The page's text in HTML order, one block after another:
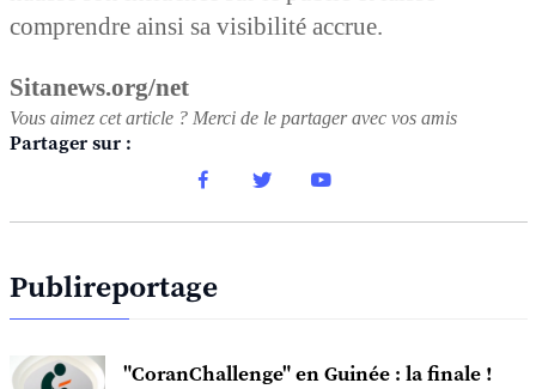
comprendre ainsi sa visibilité accrue.
Sitanews.org/net
Vous aimez cet article ? Merci de le partager avec vos amis
Partager sur :
Publireportage
"CoranChallenge" en Guinée : la finale !